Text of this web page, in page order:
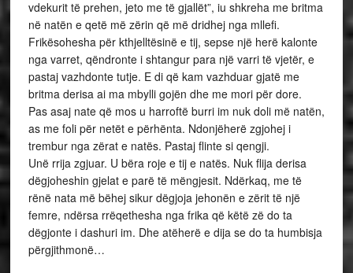
vdekurit të prehen, jeto me të gjallët”, iu shkreha me britma
në natën e qetë më zërin që më dridhej nga mllefi.
Frikësohesha për kthjelltësinë e tij, sepse një herë kalonte
nga varret, qëndronte i shtangur para një varri të vjetër, e
pastaj vazhdonte tutje. E di që kam vazhduar gjatë me
britma derisa ai ma mbylli gojën dhe me mori për dore.
Pas asaj nate që mos u harroftë burri im nuk doli më natën,
as me foli për netët e përhënta. Ndonjëherë zgjohej i
trembur nga zërat e natës. Pastaj flinte si qengji.
Unë rrija zgjuar. U bëra roje e tij e natës. Nuk flija derisa
dëgjoheshin gjelat e parë të mëngjesit. Ndërkaq, me të
rënë nata më bëhej sikur dëgjoja jehonën e zërit të një
femre, ndërsa rrëqethesha nga frika që këtë zë do ta
dëgjonte i dashuri im. Dhe atëherë e dija se do ta humbisja
përgjithmonë…